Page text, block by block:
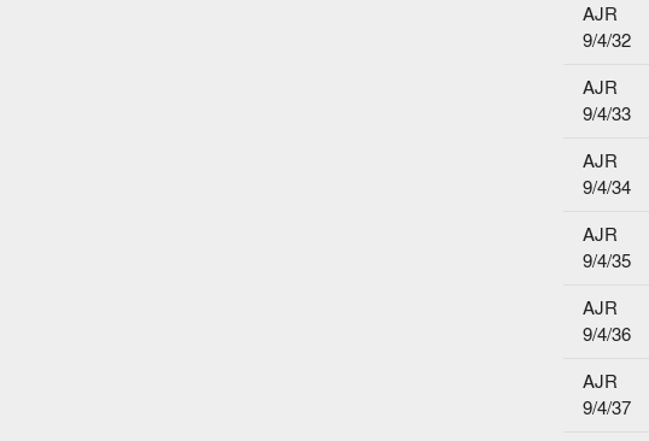
AJR
9/4/32
AJR
9/4/33
AJR
9/4/34
AJR
9/4/35
AJR
9/4/36
AJR
9/4/37